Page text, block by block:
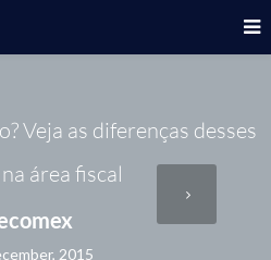
Veja as diferenças desses
área fiscal
2015